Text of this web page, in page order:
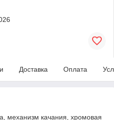
Доставка Оплата
механизм качания, хромовая